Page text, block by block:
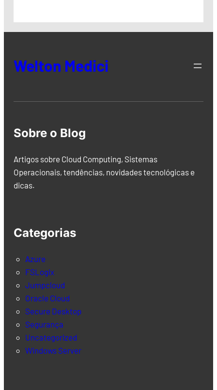
Welton Medici
Sobre o Blog
Artigos sobre Cloud Computing, Sistemas
Operacionais, tendências, novidades tecnológicas e
dicas.
Categorias
Azure
FSLogix
Jumpcloud
Oracle Cloud
Secure Desktop
Segurança
Uncategorized
Windows Server